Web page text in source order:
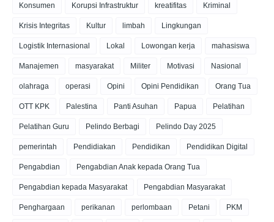
Konsumen Korupsi Infrastruktur kreatifitas Kriminal
Krisis Integritas Kultur limbah Lingkungan
Logistik Internasional Lokal Lowongan kerja mahasiswa
Manajemen masyarakat Militer Motivasi Nasional
olahraga operasi Opini Opini Pendidikan Orang Tua
OTT KPK Palestina Panti Asuhan Papua Pelatihan
Pelatihan Guru Pelindo Berbagi Pelindo Day 2025
pemerintah Pendidiakan Pendidikan Pendidikan Digital
Pengabdian Pengabdian Anak kepada Orang Tua
Pengabdian kepada Masyarakat Pengabdian Masyarakat
Penghargaan perikanan perlombaan Petani PKM